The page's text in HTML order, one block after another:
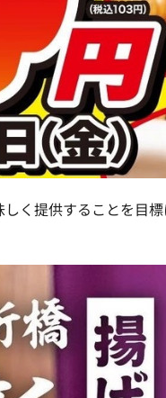
く提供することを目